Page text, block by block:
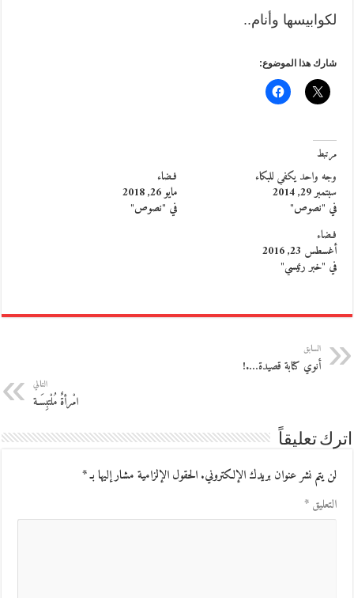
لكوابيسها وأنام..
شارك هذا الموضوع:
مرتبط
وجه واحد يكفي للبكاء
سبتمبر 29, 2014
في "نصوص"
فـضاء
مايو 26, 2018
في "نصوص"
فـضاء
أغسطس 23, 2016
في "خبر رئيسي"
السابق
أنوي كتابة قصيدة….!
التالي
امْرأةٌ مُلْتبِسَـة
اترك تعليقاً
لن يتم نشر عنوان بريدك الإلكتروني.الحقول الإلزامية مشار إليها بـ*
التعليق*